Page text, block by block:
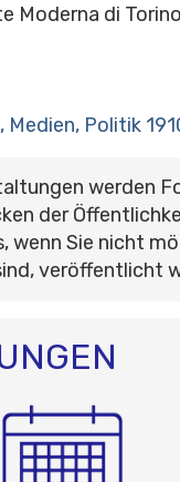
Moderna di
Politik
werden
der
wenn Sie nicht
veröffentlicht